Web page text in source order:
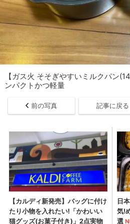
【ガス火 そそぎやすいミルクパン
ンパクトかつ軽量
前の写真 記事に戻る